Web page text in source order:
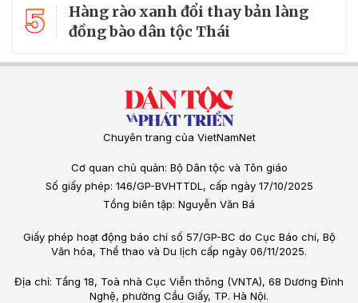
5
Hàng rào xanh đổi thay bản làng
đồng bào dân tộc Thái
Chuyên trang của VietNamNet
Cơ quan chủ quản: Bộ Dân tộc và Tôn giáo
Số giấy phép: 146/GP-BVHTTDL, cấp ngày 17/10/2025
Tổng biên tập: Nguyễn Văn Bá
Giấy phép hoạt động báo chí số 57/GP-BC do Cục Báo chí, Bộ
Văn hóa, Thể thao và Du lịch cấp ngày 06/11/2025.
Địa chỉ: Tầng 18, Toà nhà Cục Viễn thông (VNTA), 68 Dương Đình
Nghệ, phường Cầu Giấy, TP. Hà Nội.